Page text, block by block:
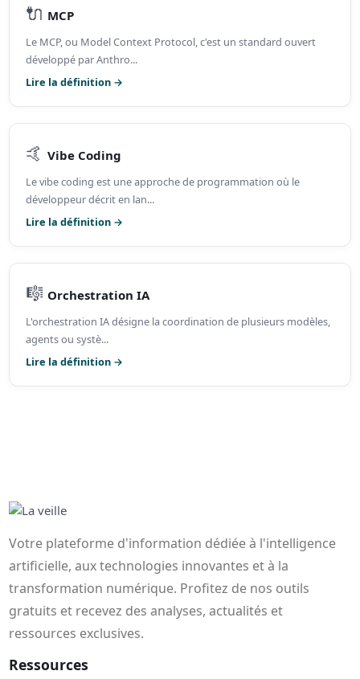
🔌 MCP
Le MCP, ou Model Context Protocol, c'est un standard ouvert
développé par Anthro...
Lire la définition →
🤙 Vibe Coding
Le vibe coding est une approche de programmation où le
développeur décrit en lan...
Lire la définition →
🎼 Orchestration IA
L'orchestration IA désigne la coordination de plusieurs modèles,
agents ou systè...
Lire la définition →
Votre plateforme d'information dédiée à l'intelligence
artificielle, aux technologies innovantes et à la
transformation numérique. Profitez de nos outils
gratuits et recevez des analyses, actualités et
ressources exclusives.
Ressources